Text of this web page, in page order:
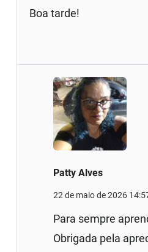
Boa tarde!
Patty Alves
22 de maio de 2026
Para sempre
Obrigada pela